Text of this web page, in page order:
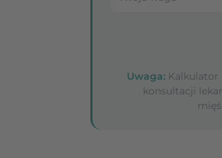
Uwaga:Kalkulator
konsultacji